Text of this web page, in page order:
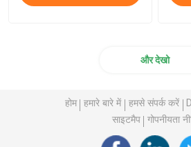
और देखो
होम हमारे बारे में हमसे संपर्क करें
साइटमैप
गोपनीयता